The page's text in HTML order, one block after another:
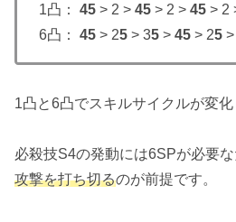
1凸： 45 > 2 > 45 > 2 > 45 > 2
6凸： 45 > 25 > 35 > 45 > 25
1凸と6凸でスキルサイクルが変化
必殺技S4の発動には6SPが必要
攻撃を打ち切るのが前提です。